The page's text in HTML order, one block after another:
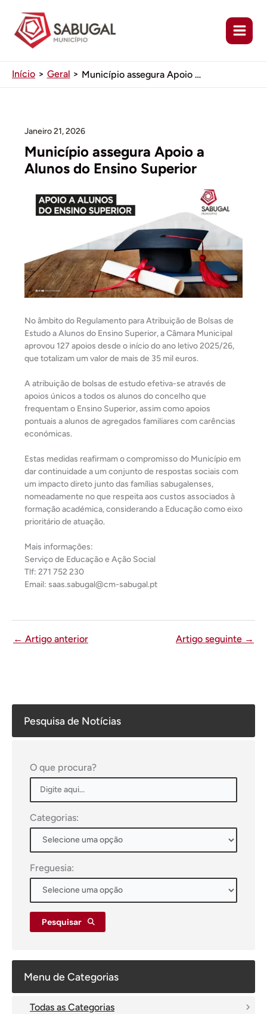
conteúdo
Início Geral Município assegura Apoio a Alunos do Ensino Superior
Pesquisa de Notícias
O que procura?
Categorias:
Freguesia:
Pesquisar
Menu de Categorias
Todas as Categorias
Janeiro 21, 2026
Município assegura Apoio a
Alunos do Ensino Superior
No âmbito do Regulamento para Atribuição de Bolsas de
Estudo a Alunos do Ensino Superior, a Câmara Municipal
aprovou 127 apoios desde o início do ano letivo 2025/26,
que totalizam um valor de mais de 35 mil euros.
A atribuição de bolsas de estudo efetiva-se através de
apoios únicos a todos os alunos do concelho que
frequentam o Ensino Superior, assim como apoios
pontuais a alunos de agregados familiares com carências
económicas.
Estas medidas reafirmam o compromisso do Município em
dar continuidade a um conjunto de respostas sociais com
um impacto direto junto das famílias sabugalenses,
nomeadamente no que respeita aos custos associados à
formação académica, considerando a Educação como eixo
prioritário de atuação.
Mais informações:
Serviço de Educação e Ação Social
Tlf: 271 752 230
Email: saas.sabugal@cm-sabugal.pt
← Artigo anterior Artigo seguinte →